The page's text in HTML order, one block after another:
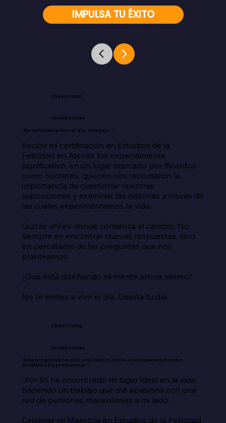
IMPULSA TU ÉXITO
Cheena Kaul
United States
“No te limites a vivir el día. Diseñalo.”
Recibir mi certificación en Estudios de la
Felicidad en Atenas fue especialmente
significativo, en un lugar marcado por filósofos
como Sócrates, quienes nos recordaron la
importancia de cuestionar nuestras
suposiciones y examinar las historias a través de
las cuales experimentamos la vida.
Quizás ahí es donde comienza el cambio. No
siempre en encontrar nuevas respuestas, sino
en percatarse de las preguntas que nos
planteamos.
¿Qué está diseñando mi mente ahora mismo?
No te limites a vivir el día. Diseña tu día.
Charis Irving
United States
“Este programa ha sido una delicia, tanto a nivel personal como
académico y profesional.”
“Por fin he encontrado mi lugar ideal en la vida,
haciendo un trabajo que me apasiona con una
red de personas maravillosas a mi lado.
Celebrar mi Maestría en Estudios de la Felicidad